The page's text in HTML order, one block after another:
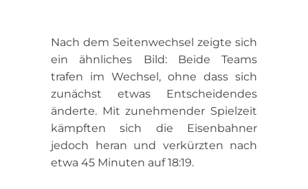
Nach dem Seitenwechsel zeigte sich
ein ähnliches Bild: Beide Teams
trafen im Wechsel, ohne dass sich
zunächst etwas Entscheidendes
änderte. Mit zunehmender Spielzeit
kämpften sich die Eisenbahner
jedoch heran und verkürzten nach
etwa 45 Minuten auf 18:19.